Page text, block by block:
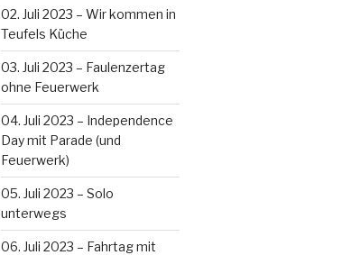
02. Juli 2023 – Wir kommen in
Teufels Küche
03. Juli 2023 – Faulenzertag
ohne Feuerwerk
04. Juli 2023 – Independence
Day mit Parade (und
Feuerwerk)
05. Juli 2023 – Solo
unterwegs
06. Juli 2023 – Fahrtag mit